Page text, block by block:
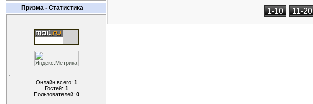
Призма - Статистика
Онлайн всего: 1
Гостей: 1
Пользователей: 0
1-10 11-20